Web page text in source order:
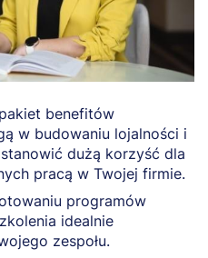
benefitów
w budowaniu lojalności i
dużą korzyść dla
pracą w Twojej firmie.
programów
idealnie
zespołu.